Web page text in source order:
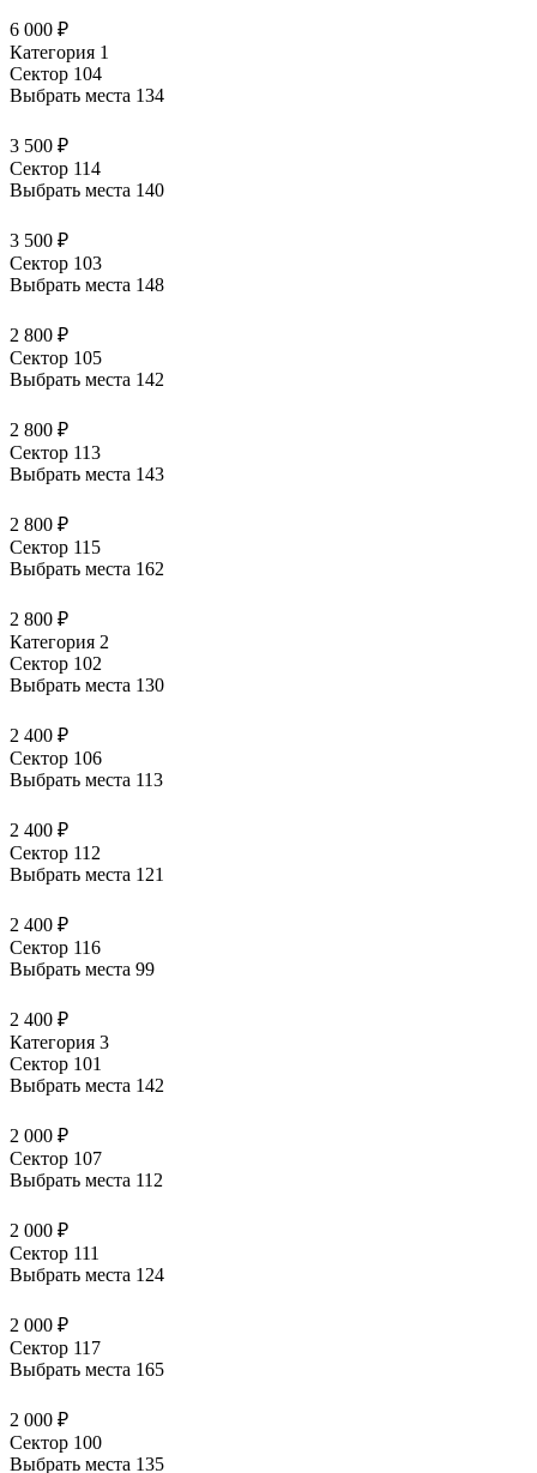
6 000 ₽
Категория 1
Сектор 104
Выбрать места 134
3 500 ₽
Сектор 114
Выбрать места 140
3 500 ₽
Сектор 103
Выбрать места 148
2 800 ₽
Сектор 105
Выбрать места 142
2 800 ₽
Сектор 113
Выбрать места 143
2 800 ₽
Сектор 115
Выбрать места 162
2 800 ₽
Категория 2
Сектор 102
Выбрать места 130
2 400 ₽
Сектор 106
Выбрать места 113
2 400 ₽
Сектор 112
Выбрать места 121
2 400 ₽
Сектор 116
Выбрать места 99
2 400 ₽
Категория 3
Сектор 101
Выбрать места 142
2 000 ₽
Сектор 107
Выбрать места 112
2 000 ₽
Сектор 111
Выбрать места 124
2 000 ₽
Сектор 117
Выбрать места 165
2 000 ₽
Сектор 100
Выбрать места 135